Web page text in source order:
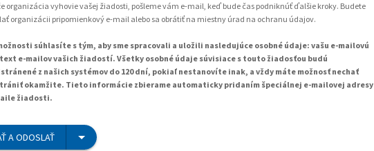
organizácia vyhovie vašej žiadosti, pošleme vám e-mail, keď bude čas podniknúť ďalšie kroky. Budete
organizácii pripomienkový e-mail alebo sa obrátiť na miestny úrad na ochranu údajov.
súhlasíte s tým, aby sme spracovali a uložili nasledujúce osobné údaje: vašu e-mailovú
e-mailov vašich žiadostí. Všetky osobné údaje súvisiace s touto žiadosťou budú
z našich systémov do 120 dní, pokiaľ nestanovíte inak, a vždy máte možnosť nechať
okamžite. Tieto informácie zbierame automaticky pridaním špeciálnej e-mailovej adresy
žiadosti.
A ODOSLAŤ